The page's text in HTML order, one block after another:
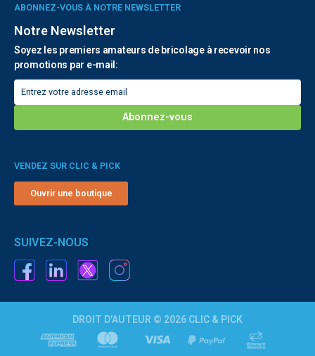
ABONNEZ-VOUS À NOTRE NEWSLETTER
Notre Newsletter
Soyez les premiers amateurs de bricolage à recevoir nos
promotions par e-mail:
VENDEZ SUR CLIC & PICK
Ouvrir une boutique
SUIVEZ-NOUS
DROIT D'AUTEUR © 2026 CLIC & PICK